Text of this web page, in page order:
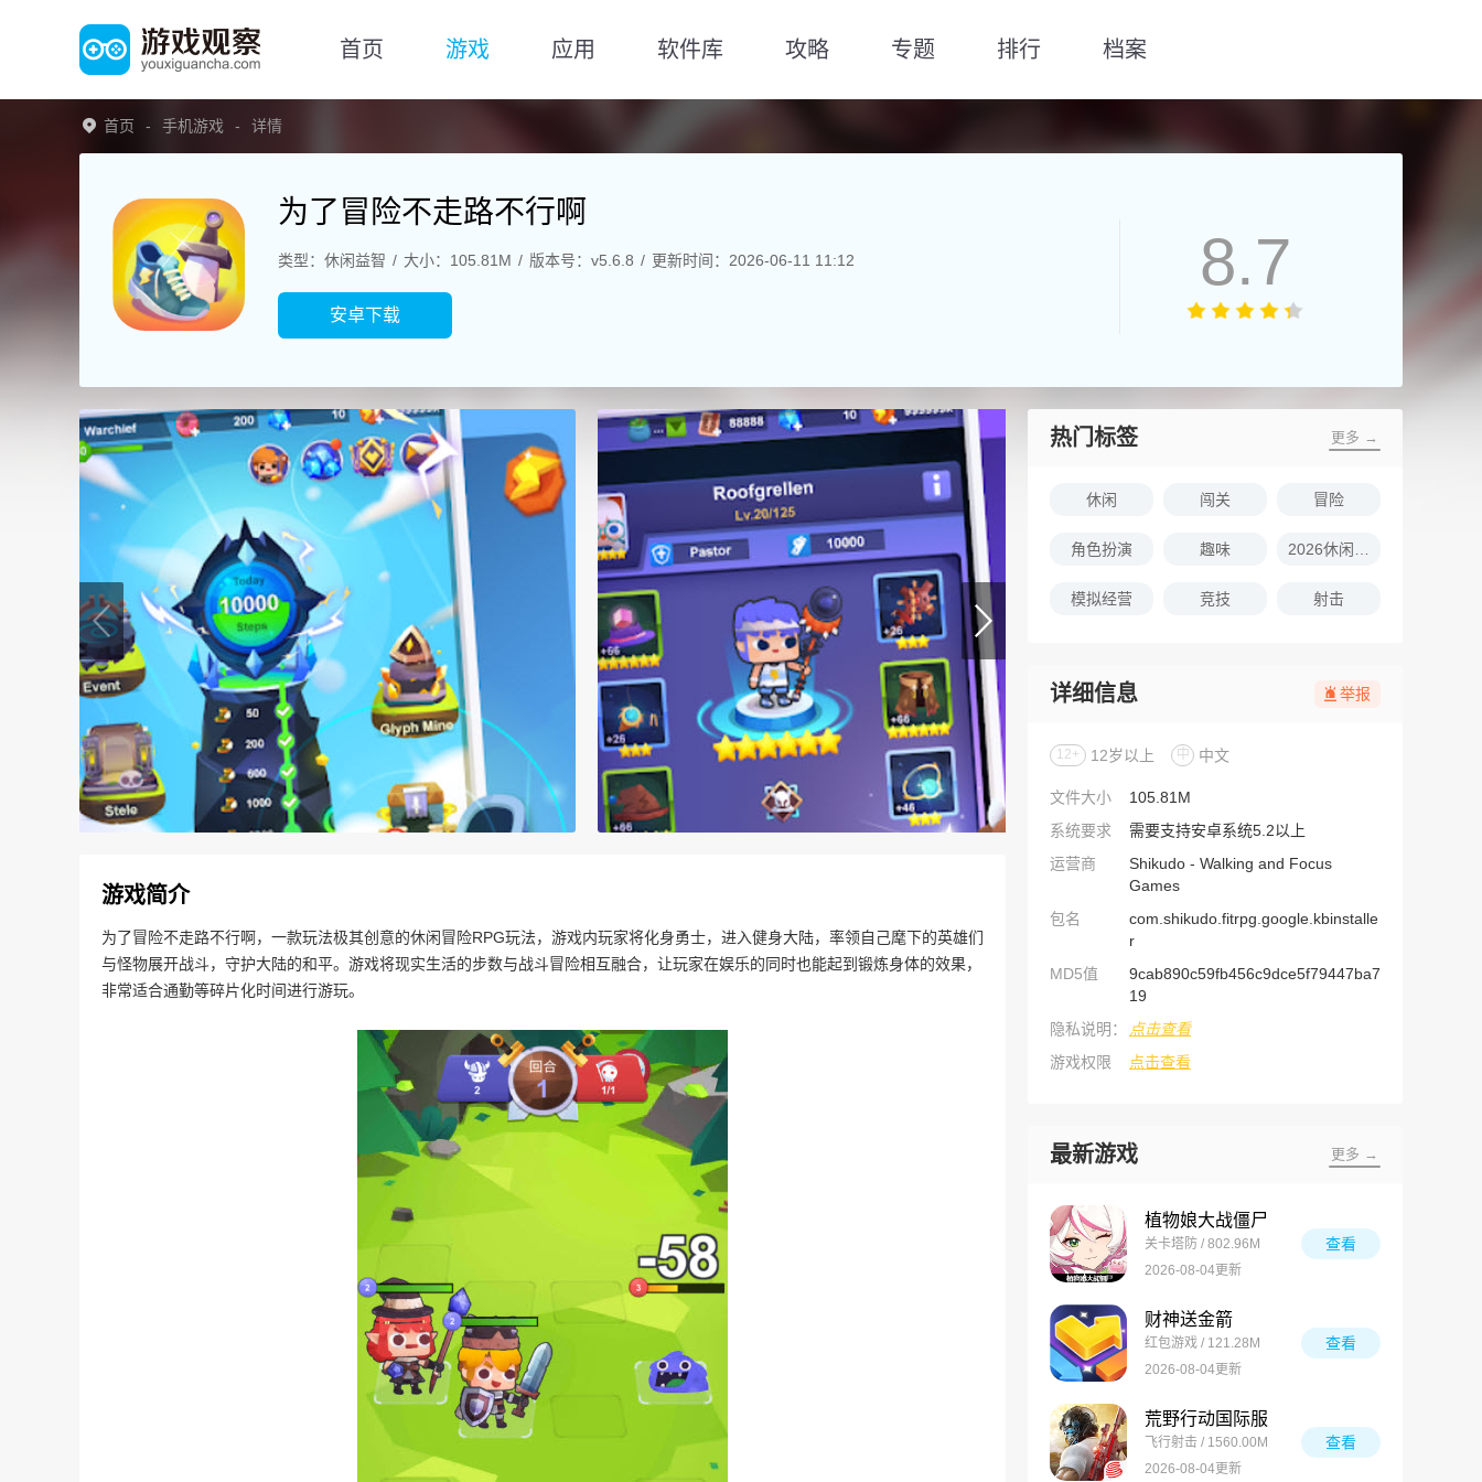
首页 游戏 应用 软件库 攻略 专题 排行 档案
首页 手机游戏 详情
为了冒险不走路不行啊
类型：休闲益智 大小：105.81M 版本号：v5.6.8 更新时间：2026-06-11 11:12
安卓下载
8.7
游戏简介
为了冒险不走路不行啊，一款玩法极其创意的休闲冒险RPG玩法，游戏内玩家将化身勇士，进入健身大陆，率领自己麾下的英雄们
与怪物展开战斗，守护大陆的和平。游戏将现实生活的步数与战斗冒险相互融合，让玩家在娱乐的同时也能起到锻炼身体的效果，
非常适合通勤等碎片化时间进行游玩。
热门标签 更多 →
休闲 闯关 冒险
角色扮演 趣味
模拟经营 竞技 射击
详细信息 举报
12+ 12岁以上 中 中文
文件大小
105.81M
系统要求
需要支持安卓系统5.2以上
运营商
Shikudo - Walking and Focus
Games
包名
com.shikudo.fitrpg.google.kbinstalle
r
MD5值
9cab890c59fb456c9dce5f79447ba7
19
隐私说明：
点击查看
游戏权限
点击查看
最新游戏 更多 →
植物娘大战僵尸
关卡塔防 / 802.96M
2026-08-04更新
查看
财神送金箭
红包游戏 / 121.28M
2026-08-04更新
查看
荒野行动国际服
飞行射击 / 1560.00M
2026-08-04更新
查看